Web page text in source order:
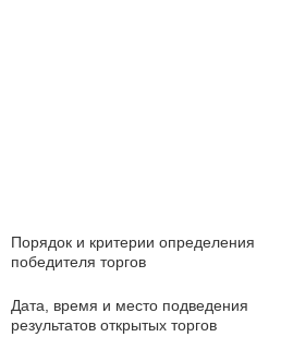
Порядок и критерии определения
победителя торгов
Дата, время и место подведения
результатов открытых торгов